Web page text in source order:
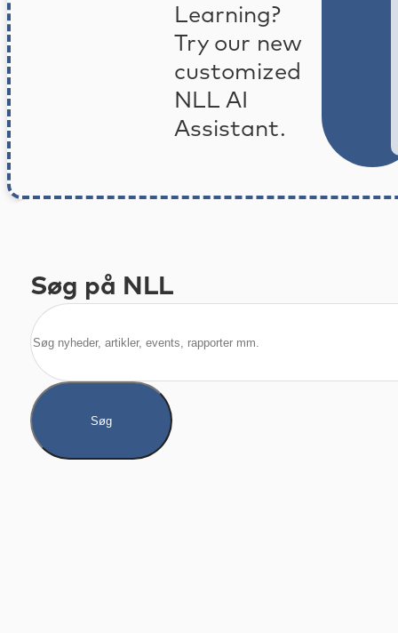
Learning?
Try our new
customized
NLL AI
Assistant.
Søg på NLL
Søg
Søg